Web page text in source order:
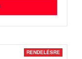
RENDELÉSRE